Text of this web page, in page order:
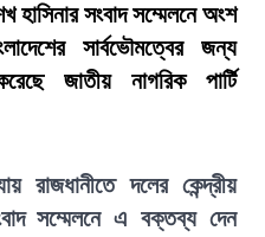
হাসিনার সংবাদ সম্মেলনে অংশ
সার্বভৌমত্বের জন্য
জাতীয় নাগরিক পার্টি
রাজধানীতে দলের কেন্দ্রীয়
সম্মেলনে এ বক্তব্য দেন